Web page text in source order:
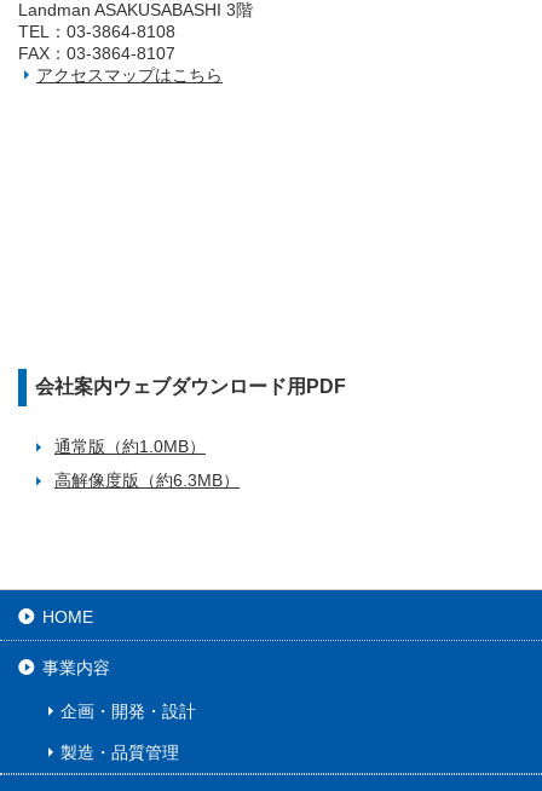
Landman ASAKUSABASHI 3階
TEL：03‐3864‐8108
FAX：03‐3864‐8107
アクセスマップはこちら
会社案内ウェブダウンロード用PDF
通常版（約1.0MB）
高解像度版（約6.3MB）
HOME
事業内容
企画・開発・設計
製造・品質管理